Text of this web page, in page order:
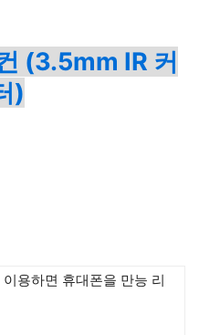
(3.5mm IR 커
)
용하면 휴대폰을 만능 리